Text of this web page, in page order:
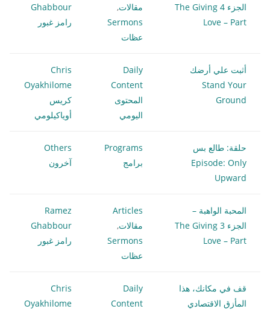
الجزء 4 The Giving
Love – Part
مقالات,
Sermons
عظات
Ghabbour
رامز غبور
أثبت علي أرضك
Stand Your
Ground
Daily
Content
المحتوى
اليومي
Chris
Oyakhilome
كريس
أوياكيلومي
حلقة: طالع بس
Episode: Only
Upward
Programs
برامج
Others
آخرون
المحبة الواهبة –
الجزء 3 The Giving
Love – Part
Articles
مقالات,
Sermons
عظات
Ramez
Ghabbour
رامز غبور
قف في مكانك، هذا
المأزق الاقتصادي
Daily
Content
Chris
Oyakhilome